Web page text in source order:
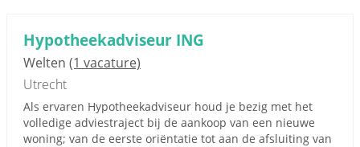
Hypotheekadviseur ING
Welten (1 vacature)
Utrecht
Als ervaren Hypotheekadviseur houd je bezig met het
volledige adviestraject bij de aankoop van een nieuwe
woning; van de eerste oriëntatie tot aan de afsluiting van